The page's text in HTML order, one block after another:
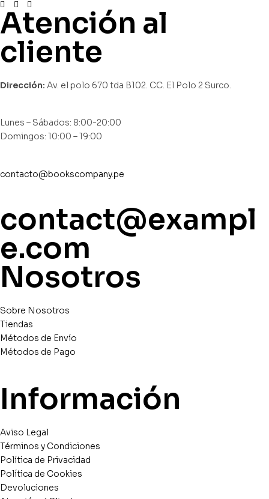
Atención al
cliente
Dirección: Av. el polo 670 tda B102. CC. El Polo 2 Surco.
Lunes – Sábados: 8:00-20:00
Domingos: 10:00 – 19:00
contacto@bookscompany.pe
contact@exampl
e.com
Nosotros
Sobre Nosotros
Tiendas
Métodos de Envío
Métodos de Pago
Información
Aviso Legal
Términos y Condiciones
Política de Privacidad
Política de Cookies
Devoluciones